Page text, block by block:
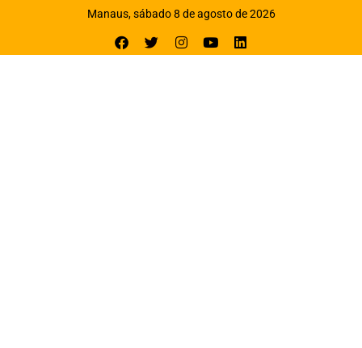
Manaus, sábado 8 de agosto de 2026